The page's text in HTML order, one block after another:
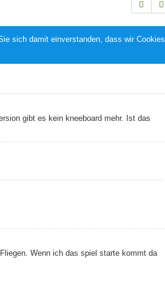
sich damit einverstanden, dass wir Cookies
gibt es kein kneeboard mehr. Ist das
Wenn ich das spiel starte kommt da